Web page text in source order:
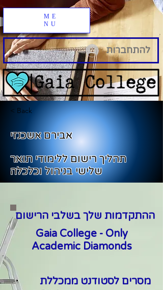
ME
NU
להתחברות
< Back
אבירם אשכנזי
תהליך רישום ללימודי תואר
שלישי בניהול וכלכלה
ההתקדמות שלך בשלבי הרישום
Gaia College - Only
Academic Diamonds
מסרים לסטודנט ממכללת